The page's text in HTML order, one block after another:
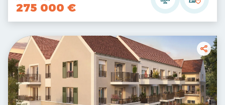
275 000 €